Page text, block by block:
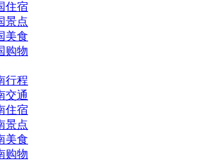
住宿
景点
美食
购物
行程
交通
住宿
景点
美食
购物